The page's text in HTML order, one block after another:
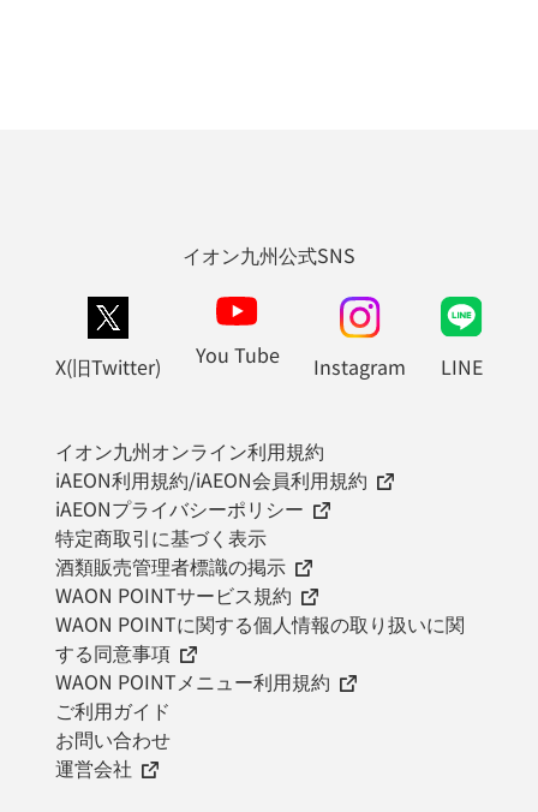
イオン九州公式SNS
X(旧Twitter) You Tube Instagram LINE
イオン九州オンライン利用規約
iAEON利用規約/iAEON会員利用規約
iAEONプライバシーポリシー
特定商取引に基づく表示
酒類販売管理者標識の掲示
WAON POINTサービス規約
WAON POINTに関する個人情報の取り扱いに関
する同意事項
WAON POINTメニュー利用規約
ご利用ガイド
お問い合わせ
運営会社